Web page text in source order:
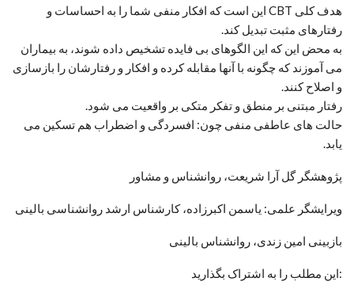
هدف کلی CBT این است که افکار منفی شما را به احساسات و
رفتارهای مثبت تبدیل کند.
به محض این که این الگوهای بی فایده تشخیص داده شوند، به بیماران
می آموزند که چگونه با آنها مقابله کرده و افکار و رفتارشان را بازسازی
و اصلاح کنند.
رفتار مبتنی بر منطق و تفکر متکی بر واقعیت می شود.
حالت های عاطفی منفی چون: افسردگی و اضطراب هم تسکین می
یابد.
پژوهشگر گل آرا شریعت، روانشناس و مشاور
ویرایشگر علمی: یاسمن اکبرزاده، کارشناس ارشد روانشناسی بالینی
بازبینی امین زندی، روانشناس بالینی
:این مطلب را به اشتراک بگذارید